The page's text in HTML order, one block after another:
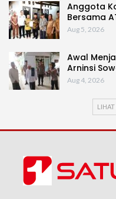
Anggota
Bersama
Aug 5, 2026
Awal
Arninsi
Aug 4, 2026